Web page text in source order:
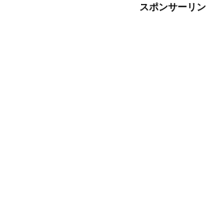
スポンサーリ